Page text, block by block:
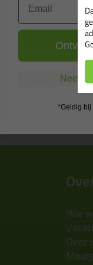
opbergdoosje
Bekijken
Tec7
Bestel al je
Wie
Over
Nee, ik
*Geldig bij